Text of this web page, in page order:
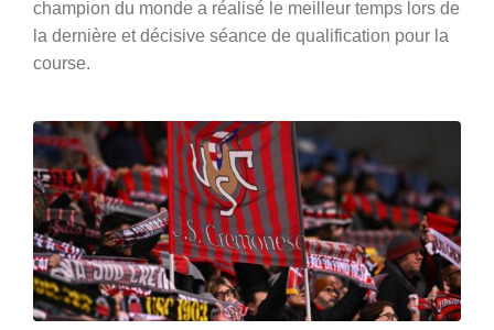
champion du monde a réalisé le meilleur temps lors de
la dernière et décisive séance de qualification pour la
course.